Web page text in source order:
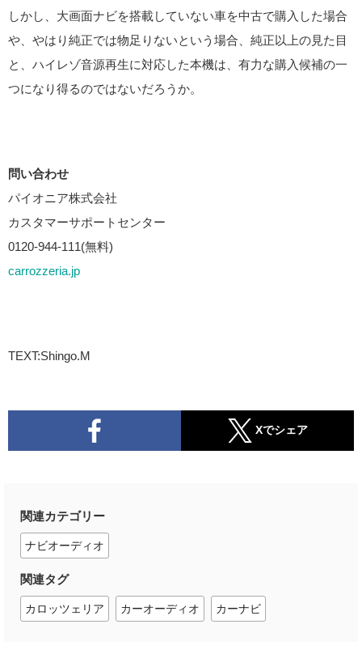
しかし、大画面ナビを搭載していない車を中古で購入した場合
や、やはり純正では物足りないという場合、純正以上の見た目
と、ハイレゾ音源再生に対応した本機は、有力な購入候補の一
つになり得るのではないだろうか。
問い合わせ
パイオニア株式会社
カスタマーサポートセンター
0120-944-111(無料)
carrozzeria.jp
TEXT:Shingo.M
Xでシェア
関連カテゴリー
ナビオーディオ
関連タグ
カロッツェリア カーオーディオ カーナビ